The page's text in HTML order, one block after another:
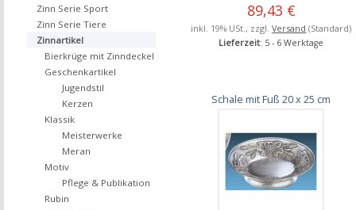
89,43 €
inkl. 19% USt., zzgl.Versand (Standard)
Lieferzeit: 5 - 6 Werktage
Schale mit Fuß 20 x 25 cm
Zinn Serie Sport
Zinn Serie Tiere
Zinnartikel
Bierkrüge mit Zinndeckel
Geschenkartikel
Jugendstil
Kerzen
Klassik
Meisterwerke
Meran
Motiv
Pflege & Publikation
Rubin